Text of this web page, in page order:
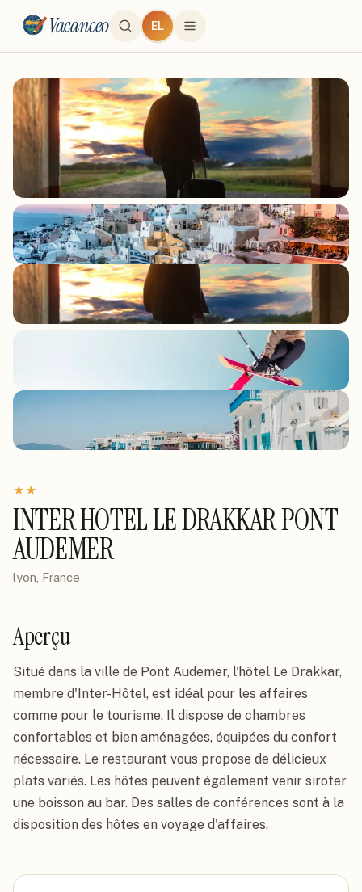
Vacanceo EL
★★
INTER HOTEL LE DRAKKAR PONT
AUDEMER
lyon, France
Aperçu
Situé dans la ville de Pont Audemer, l'hôtel Le Drakkar,
membre d'Inter-Hôtel, est idéal pour les affaires
comme pour le tourisme. Il dispose de chambres
confortables et bien aménagées, équipées du confort
nécessaire. Le restaurant vous propose de délicieux
plats variés. Les hôtes peuvent également venir siroter
une boisson au bar. Des salles de conférences sont à la
disposition des hôtes en voyage d'affaires.